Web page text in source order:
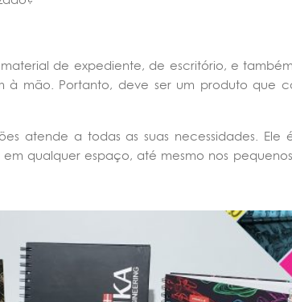
de expediente, de escritório, e
à mão. Portanto, deve ser um produto que
atende a todas as suas necessidades. Ele
qualquer espaço, até mesmo nos